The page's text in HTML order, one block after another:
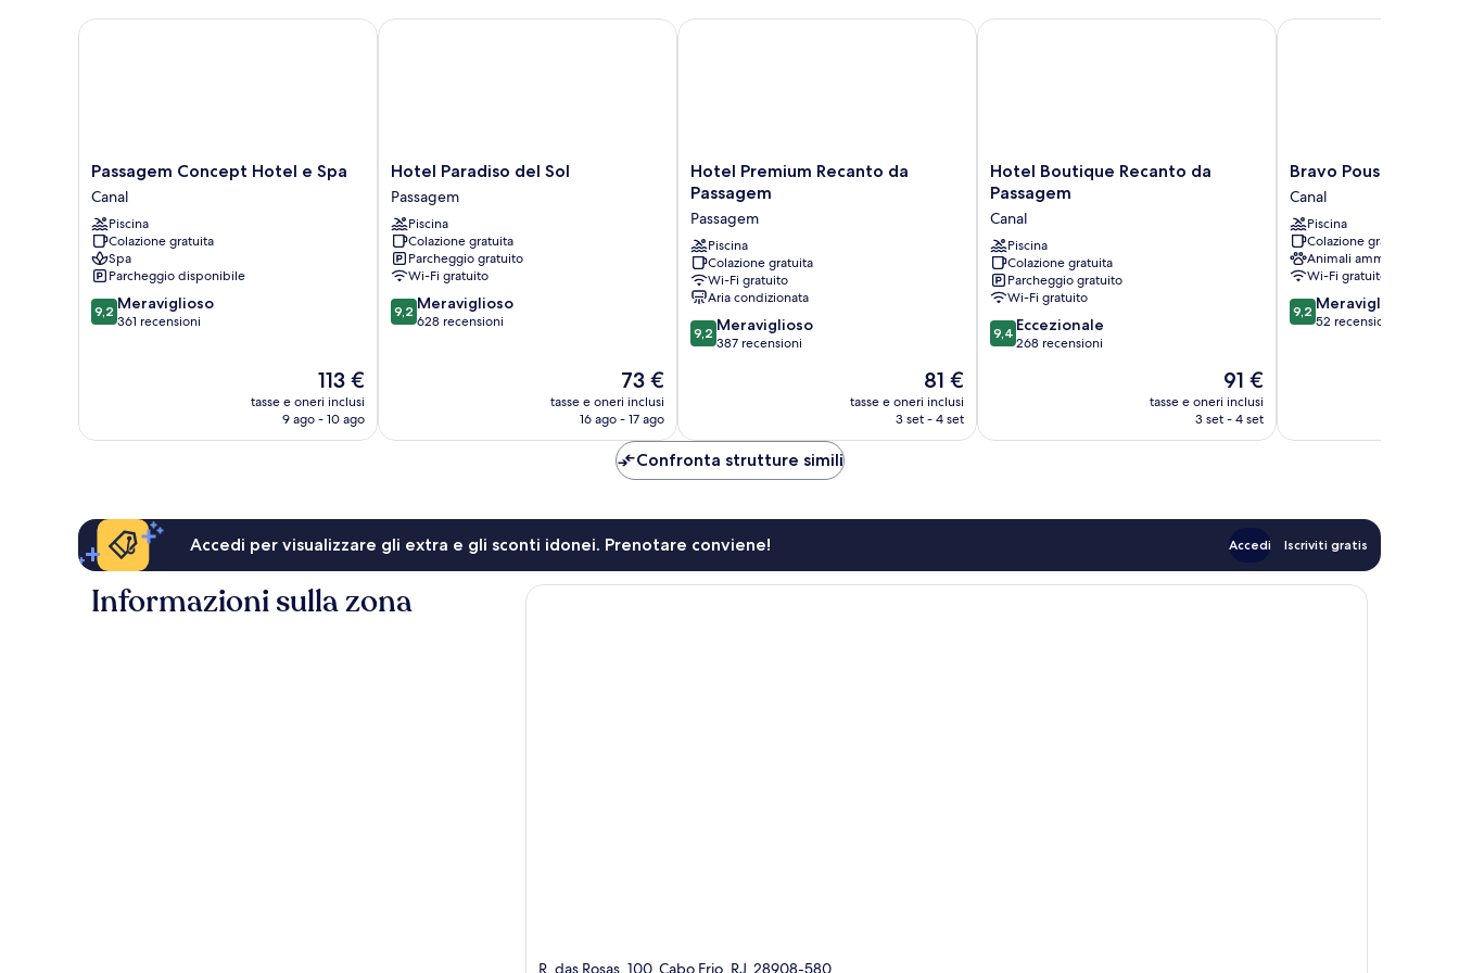
Passagem
Concept
Hotel
e
Spa
Canal
Passagem Concept Hotel e Spa
Canal
Piscina
Colazione gratuita
Spa
Parcheggio disponibile
9.2
su
9,2 Meraviglioso
361 recensioni
Il
prezzo
attuale
113 €
tasse e oneri inclusi
9 ago - 10 ago
Passagem Concept Hotel e Spa
Hotel
Paradiso
del
Sol
Passagem
Hotel Paradiso del Sol
Passagem
Piscina
Colazione gratuita
Parcheggio gratuito
Wi-Fi gratuito
9.2
su
9,2 Meraviglioso
628 recensioni
Il
prezzo
attuale
73 €
73 €
tasse e oneri inclusi
16 ago - 17 ago
Hotel Paradiso del Sol
Hotel
Premium
Recanto
da
Passagem
Passagem
Hotel Premium Recanto da
Passagem
Passagem
Piscina
Colazione gratuita
Wi-Fi gratuito
Aria condizionata
9.2
su
9,2 Meraviglioso
387 recensioni
Il
prezzo
attuale
81 €
tasse e oneri inclusi
3 set - 4 set
Hotel Premium Recanto da Passagem
Hotel
Boutique
Recanto
da
Passagem
Canal
Hotel Boutique Recanto da
Passagem
Canal
Piscina
Colazione gratuita
Parcheggio gratuito
Wi-Fi gratuito
9.4
su
9,4 Eccezionale
268 recensioni
Il
prezzo
attuale
91 €
tasse e oneri inclusi
3 set - 4 set
Hotel Boutique Recanto da Passagem
Bravo
Pousada
Design
Canal
Bravo Pousada
Canal
Piscina
Colazione gratuita
Animali ammessi
Wi-Fi gratuito
9.2
su
9,2 Meraviglioso
52 recensioni
Bravo Pousada Design
Confronta strutture simili
Accedi per visualizzare gli extra e gli sconti idonei. Prenotare conviene! Accedi Iscriviti gratis
Informazioni sulla zona
R. das Rosas, 100, Cabo Frio, RJ, 28908-580